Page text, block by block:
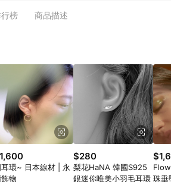
方優惠，例如首購優惠，P coins，
退款不在此限。 6. APP 請更新至
募資商品，禮物卡，開館保證金，補
格。 9. LINE 購物站上之商品規格、
商品資訊頁及購物車不符，以
物車標示為準。 10. 點數紅包使用規
準。 11. 若於 LINE 購物前往 Pinkoi
APP 並完成訂單，不符合導購資格；承
後，需透過 LINE 購物前往 Pinkoi 頁
榜 商品描述
耳環~ 日本線材 | 永
物
$280
梨花HaNA 韓國S925
銀迷你唯美小羽毛耳環 珠